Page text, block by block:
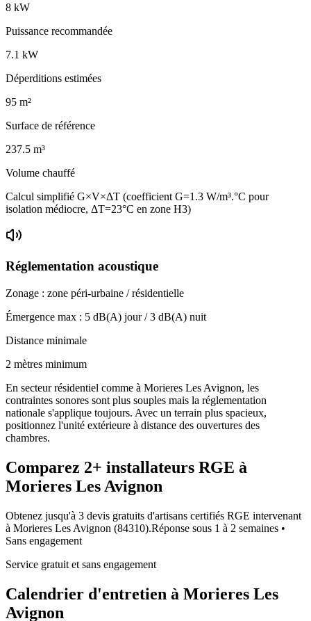
8 kW
Puissance recommandée
7.1 kW
Déperditions estimées
95 m²
Surface de référence
237.5 m³
Volume chauffé
Calcul simplifié G×V×ΔT (coefficient G=1.3 W/m³.°C pour
isolation médiocre, ΔT=23°C en zone H3)
Réglementation acoustique
Zonage : zone péri-urbaine / résidentielle
Émergence max : 5 dB(A) jour /3 dB(A) nuit
Distance minimale
2 mètres minimum
En secteur résidentiel comme à Morieres Les Avignon, les
contraintes sonores sont plus souples mais la réglementation
nationale s'applique toujours. Avec un terrain plus spacieux,
positionnez l'unité extérieure à distance des ouvertures des
chambres.
Comparez 2+ installateurs RGE à
Morieres Les Avignon
Obtenez jusqu'à 3 devis gratuits d'artisans certifiés RGE intervenant
à Morieres Les Avignon (84310).Réponse sous 1 à 2 semaines •
Sans engagement
Service gratuit et sans engagement
Calendrier d'entretien à Morieres Les
Avignon